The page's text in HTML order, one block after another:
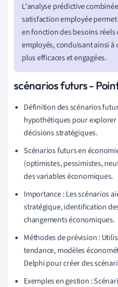
L'analyse prédictive
satisfaction employée
en fonction des besoins réels
employés, conduisant ainsi à
plus efficaces et engagées.
scénarios futurs -
Définition des scénarios
hypothétiques pour explorer
décisions stratégiques.
Scénarios futurs en
(optimistes, pessimistes,
des variables économiques.
Importance : Les scénarios
stratégique, identification
changements économiques.
Méthodes de prévision :
tendance, modèles
Delphi pour créer des
Exemples en gestion :